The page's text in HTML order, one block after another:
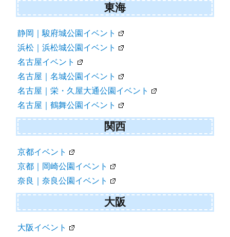
東海
静岡｜駿府城公園イベント
浜松｜浜松城公園イベント
名古屋イベント
名古屋｜名城公園イベント
名古屋｜栄・久屋大通公園イベント
名古屋｜鶴舞公園イベント
関西
京都イベント
京都｜岡崎公園イベント
奈良｜奈良公園イベント
大阪
大阪イベント